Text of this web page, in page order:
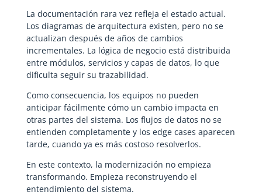
La documentación rara vez refleja el estado actual.
Los diagramas de arquitectura existen, pero no se
actualizan después de años de cambios
incrementales. La lógica de negocio está distribuida
entre módulos, servicios y capas de datos, lo que
dificulta seguir su trazabilidad.
Como consecuencia, los equipos no pueden
anticipar fácilmente cómo un cambio impacta en
otras partes del sistema. Los flujos de datos no se
entienden completamente y los edge cases aparecen
tarde, cuando ya es más costoso resolverlos.
En este contexto, la modernización no empieza
transformando. Empieza reconstruyendo el
entendimiento del sistema.